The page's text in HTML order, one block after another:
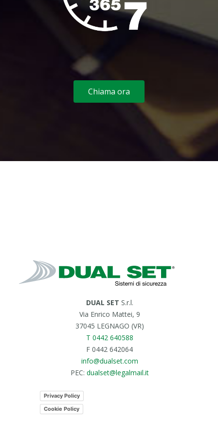
Chiama ora
DUAL SET S.r.l.
Via Enrico Mattei, 9
37045 LEGNAGO (VR)
T 0442 640588
F 0442 642064
info@dualset.com
PEC: dualset@legalmail.it
Privacy Policy
Cookie Policy